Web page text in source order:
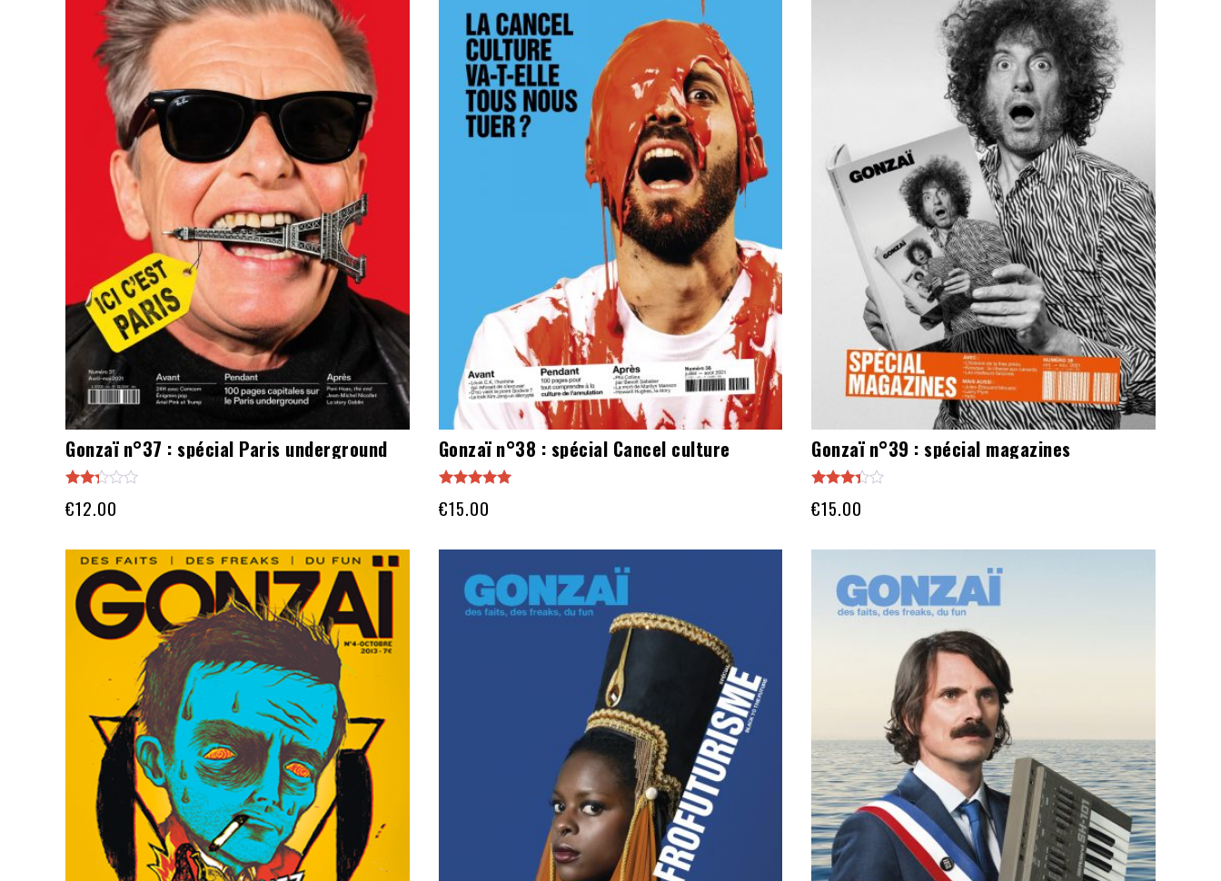
Gonzaï n°37 : spécial Paris underground
2.25
€12.00
Gonzaï n°38 : spécial Cancel culture
5.00
€15.00
Gonzaï n°39 : spécial magazines
3.20
€15.00